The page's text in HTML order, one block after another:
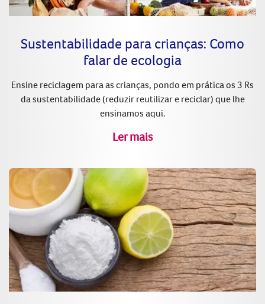
Sustentabilidade para crianças: Como
falar de ecologia
Ensine reciclagem para as crianças, pondo em prática os 3 Rs
da sustentabilidade (reduzir reutilizar e reciclar) que lhe
ensinamos aqui.
Ler mais